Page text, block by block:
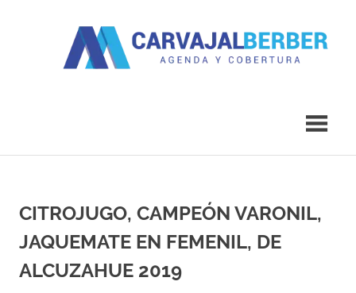
CITROJUGO, CAMPEÓN VARONIL,
JAQUEMATE EN FEMENIL, DE
ALCUZAHUE 2019